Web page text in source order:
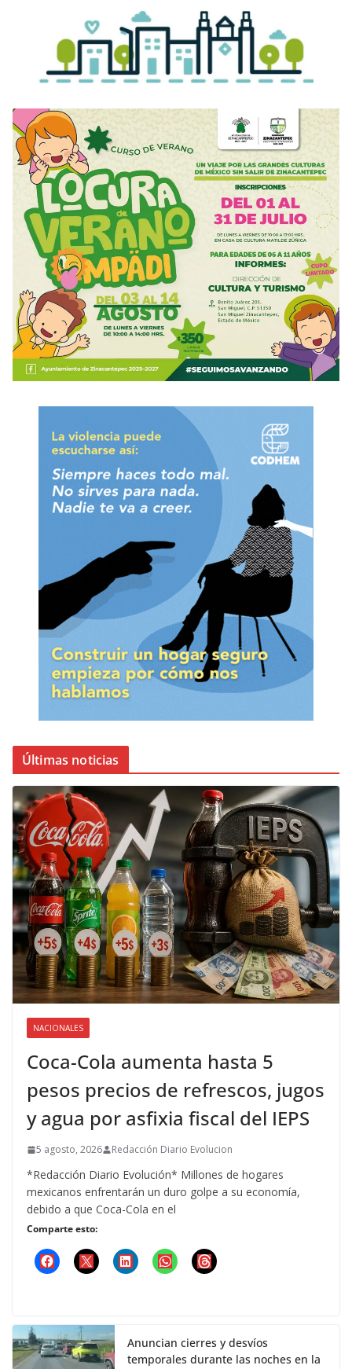
Últimas noticias
NACIONALES
Coca-Cola aumenta hasta 5
pesos precios de refrescos, jugos
y agua por asfixia fiscal del IEPS
5 agosto, 2026 Redacción Diario Evolucion
*Redacción Diario Evolución* Millones de hogares
mexicanos enfrentarán un duro golpe a su economía,
debido a que Coca-Cola en el
Comparte esto:
Anuncian cierres y desvíos
temporales durante las noches en la